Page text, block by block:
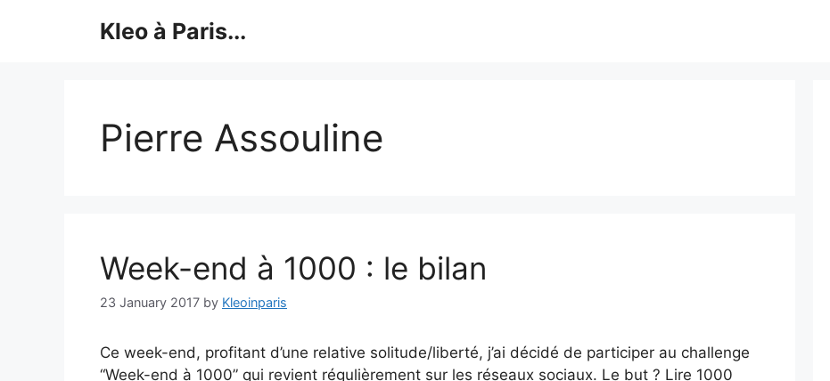
Kleo à Paris...
Pierre Assouline
Week-end à 1000 : le bilan
23 January 2017 by Kleoinparis
Ce week-end, profitant d’une relative solitude/liberté, j’ai décidé de participer au challenge
“Week-end à 1000” qui revient régulièrement sur les réseaux sociaux. Le but ? Lire 1000